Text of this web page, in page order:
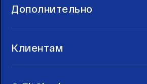
Дополнительно
Клиентам